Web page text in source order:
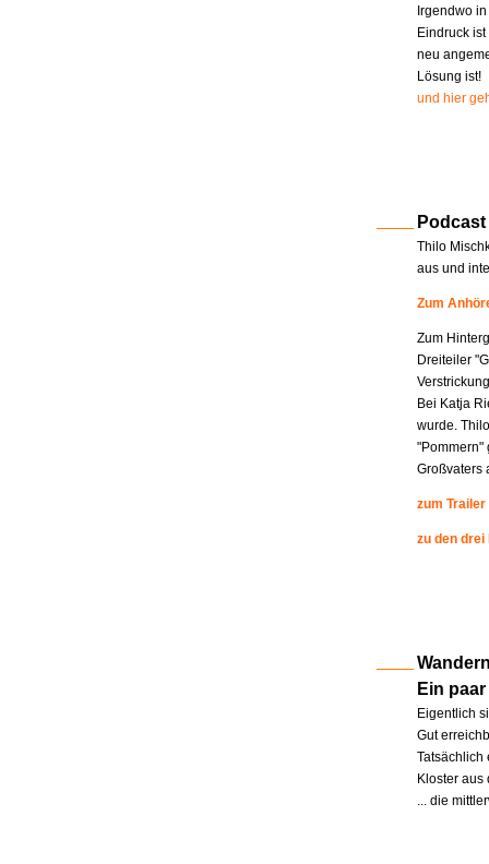
Irgendwo
Eindruck
neu
Lösung ist!
und hier
Podcast
Thilo
aus und
Zum
Zum
Dreiteiler
Bei Katja
wurde.
"Pommern"
Großvaters
zum Trailer
zu den
Ein
Eigentlich
Gut
Tatsächlich
Kloster
... die